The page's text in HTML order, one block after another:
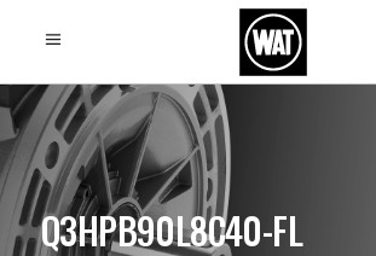
Q3HPB90L8C40-FL